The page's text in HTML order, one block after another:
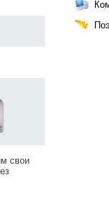
свои